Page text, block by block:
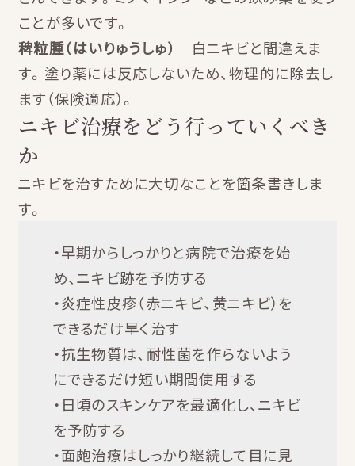
ことが多いです。
稗粒腫（はいりゅうしゅ）
白ニキビと間違えま
す。塗り薬には反応しないため、物理的に除去し
ます（保険適応）。
ニキビ治療をどう行っていくべき
か
ニキビを治すために大切なことを箇条書きしま
す。
・早期からしっかりと病院で治療を始
め、ニキビ跡を予防する
・炎症性皮疹（赤ニキビ、黄ニキビ）を
できるだけ早く治す
・抗生物質は、耐性菌を作らないよう
にできるだけ短い期間使用する
・日頃のスキンケアを最適化し、ニキビ
を予防する
・面皰治療はしっかり継続して目に見